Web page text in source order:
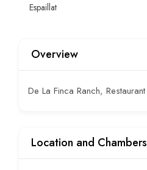
Espaillat
Overview
De La Finca Ranch, Restaurant
Location and Chambers